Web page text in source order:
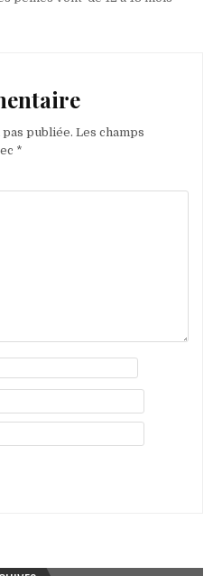
publiée. Les champs
*